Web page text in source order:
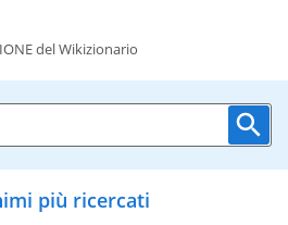
del Wikizionario
più ricercati